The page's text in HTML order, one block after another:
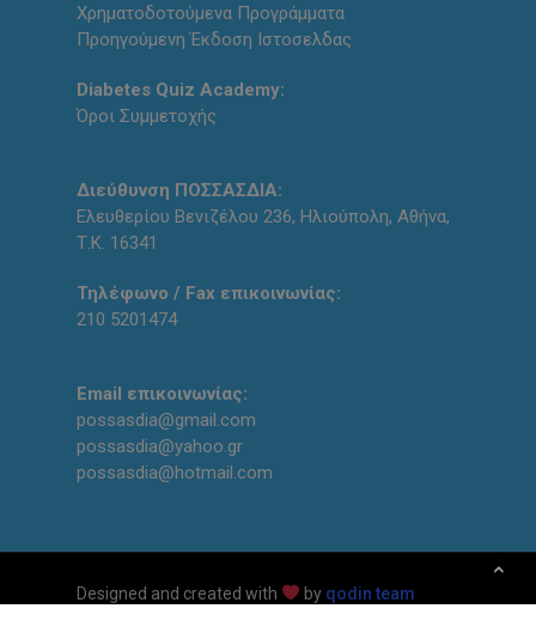
Χρηματοδοτούμενα Προγράμματα
Προηγούμενη Έκδοση Ιστοσελδας
Diabetes Quiz Academy:
Όροι Συμμετοχής
Διεύθυνση ΠΟΣΣΑΣΔΙΑ:
Ελευθερίου Βενιζέλου 236, Ηλιούπολη, Αθήνα,
Τ.Κ. 16341
Τηλέφωνο / Fax επικοινωνίας:
210 5201474
Email επικοινωνίας:
possasdia@gmail.com
possasdia@yahoo.gr
possasdia@hotmail.com
Designed and created with by qodin team